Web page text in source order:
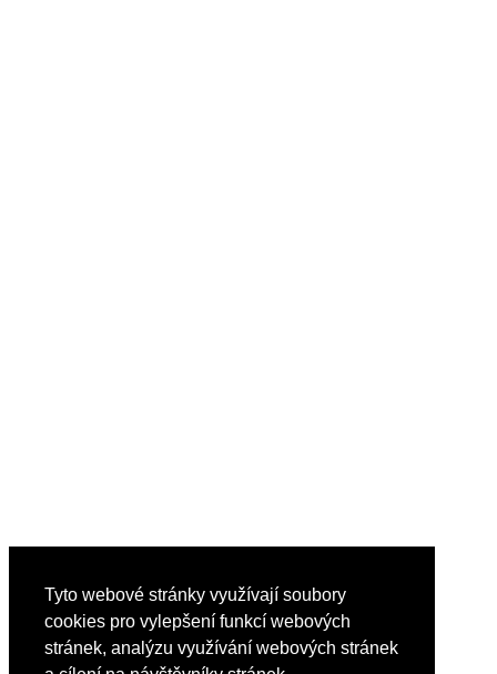
Tyto webové stránky využívají soubory
cookies pro vylepšení funkcí webových
stránek, analýzu využívání webových stránek